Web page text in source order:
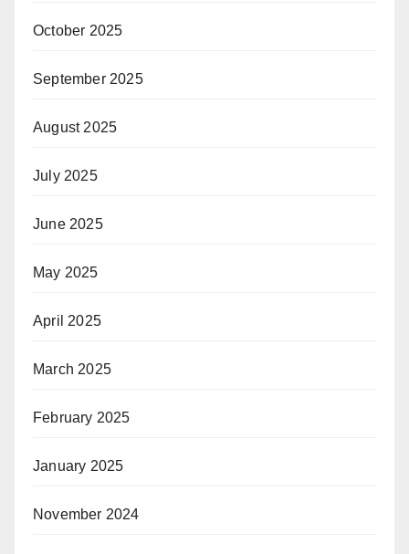
October 2025
September 2025
August 2025
July 2025
June 2025
May 2025
April 2025
March 2025
February 2025
January 2025
November 2024